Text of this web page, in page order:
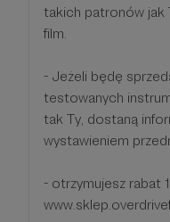
takich patronów jak
film.
- Jeżeli będę
testowanych
tak Ty, dostaną
wystawieniem
- otrzymujesz rabat